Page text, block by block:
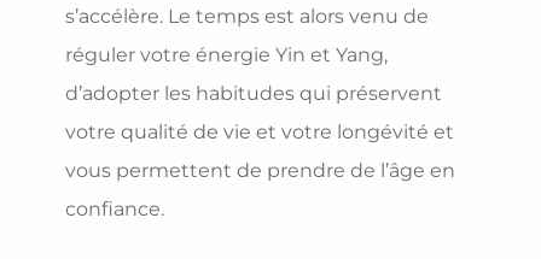
s’accélère. Le temps est alors venu de
réguler votre énergie Yin et Yang,
d’adopter les habitudes qui préservent
votre qualité de vie et votre longévité et
vous permettent de prendre de l’âge en
confiance.